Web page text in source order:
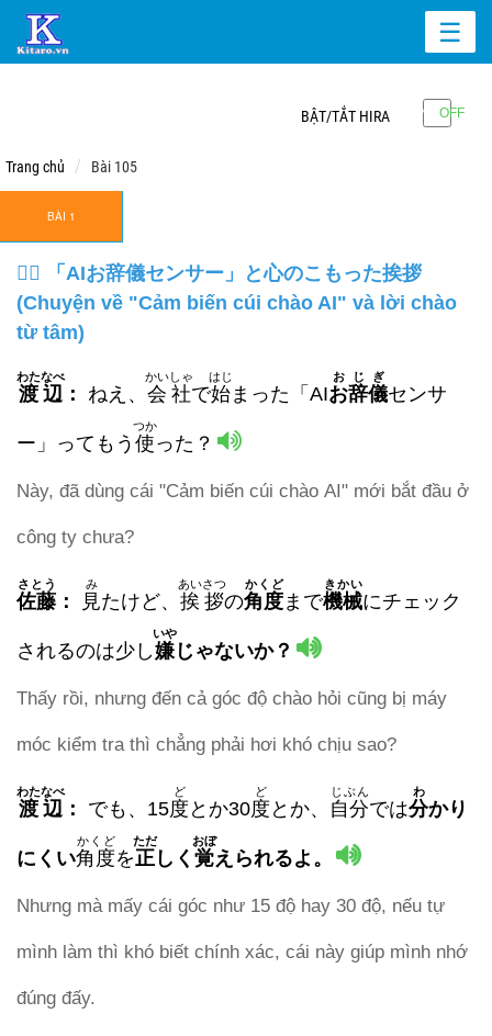
☰
BẬT/TẮT HIRA
Trang chủ Bài 105
BÀI 1
🙇‍♂️ 「AIお辞儀センサー」と心のこもった挨拶
(Chuyện về "Cảm biến cúi chào AI" và lời chào
từ tâm)
渡辺
わたなべ
： ねえ、 会社
かいしゃ
で始
はじ
まった「AIお辞儀
おじぎ
センサ
ー」ってもう 使
つか
った？
Này, đã dùng cái "Cảm biến cúi chào AI" mới bắt đầu ở
công ty chưa?
佐藤
さとう
： 見
み
たけど、 挨拶
あいさつ
の角度
かくど
まで機械
きかい
にチェック
されるのは少し嫌
いや
じゃないか？
Thấy rồi, nhưng đến cả góc độ chào hỏi cũng bị máy
móc kiểm tra thì chẳng phải hơi khó chịu sao?
渡辺
わたなべ
： でも、15度
ど
とか30度
ど
とか、 自分
じぶん
では分
わ
かり
にくい角度
かくど
を正
ただ
しく 覚
おぼ
えられるよ。
Nhưng mà mấy cái góc như 15 độ hay 30 độ, nếu tự
mình làm thì khó biết chính xác, cái này giúp mình nhớ
đúng đấy.